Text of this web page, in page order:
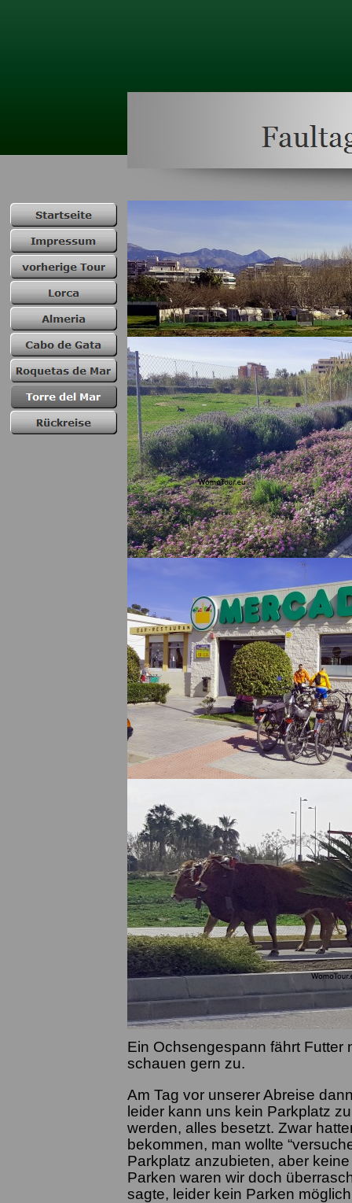
Ein Ochsengespann fährt Futter
schauen gern zu.
Am Tag vor unserer Abreise
leider kann uns kein Parkplatz
werden, alles besetzt. Zwar
bekommen, man wollte
Parkplatz anzubieten, aber
Parken waren wir doch
sagte, leider kein Parken